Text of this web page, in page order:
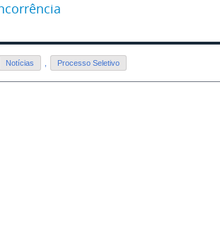
Notícias Processo Seletivo